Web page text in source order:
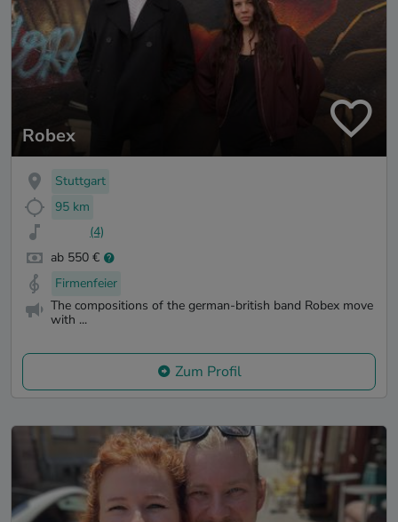
Robex
Stuttgart
95 km
(4)
ab 550 €
Firmenfeier
The compositions of the german-british band Robex move
with ...
Zum Profil